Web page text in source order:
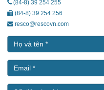
(84-8) 39 254 255
(84-8) 39 254 256
resco@rescovn.com